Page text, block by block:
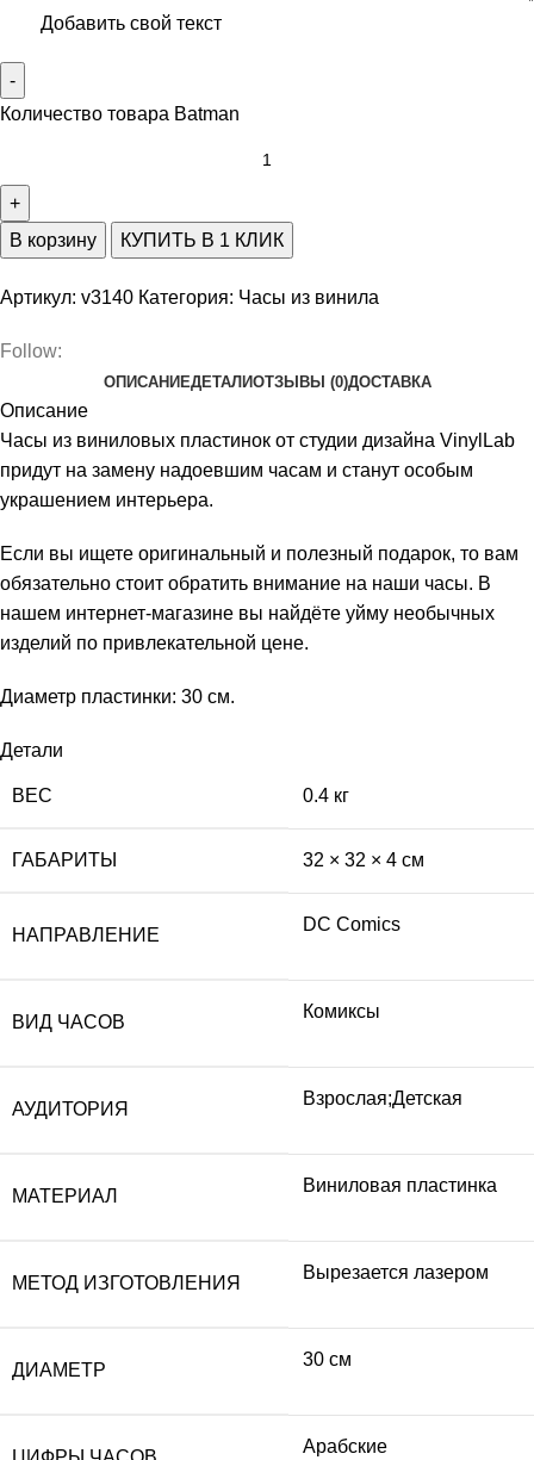
Добавить свой текст
Количество товара Batman
В корзину КУПИТЬ В 1 КЛИК
Артикул: v3140 Категория: Часы из винила
Follow:
ОПИСАНИЕДЕТАЛИОТЗЫВЫ (0)ДОСТАВКА
Описание
Часы из виниловых пластинок от студии дизайна VinylLab
придут на замену надоевшим часам и станут особым
украшением интерьера.
Если вы ищете оригинальный и полезный подарок, то вам
обязательно стоит обратить внимание на наши часы. В
нашем интернет-магазине вы найдёте уйму необычных
изделий по привлекательной цене.
Диаметр пластинки: 30 см.
Детали
ВЕС 0.4 кг
ГАБАРИТЫ 32 × 32 × 4 см
НАПРАВЛЕНИЕ
DC Comics
ВИД ЧАСОВ
Комиксы
АУДИТОРИЯ
Взрослая;Детская
МАТЕРИАЛ
Виниловая пластинка
МЕТОД ИЗГОТОВЛЕНИЯ
Вырезается лазером
ДИАМЕТР
30 см
Арабские